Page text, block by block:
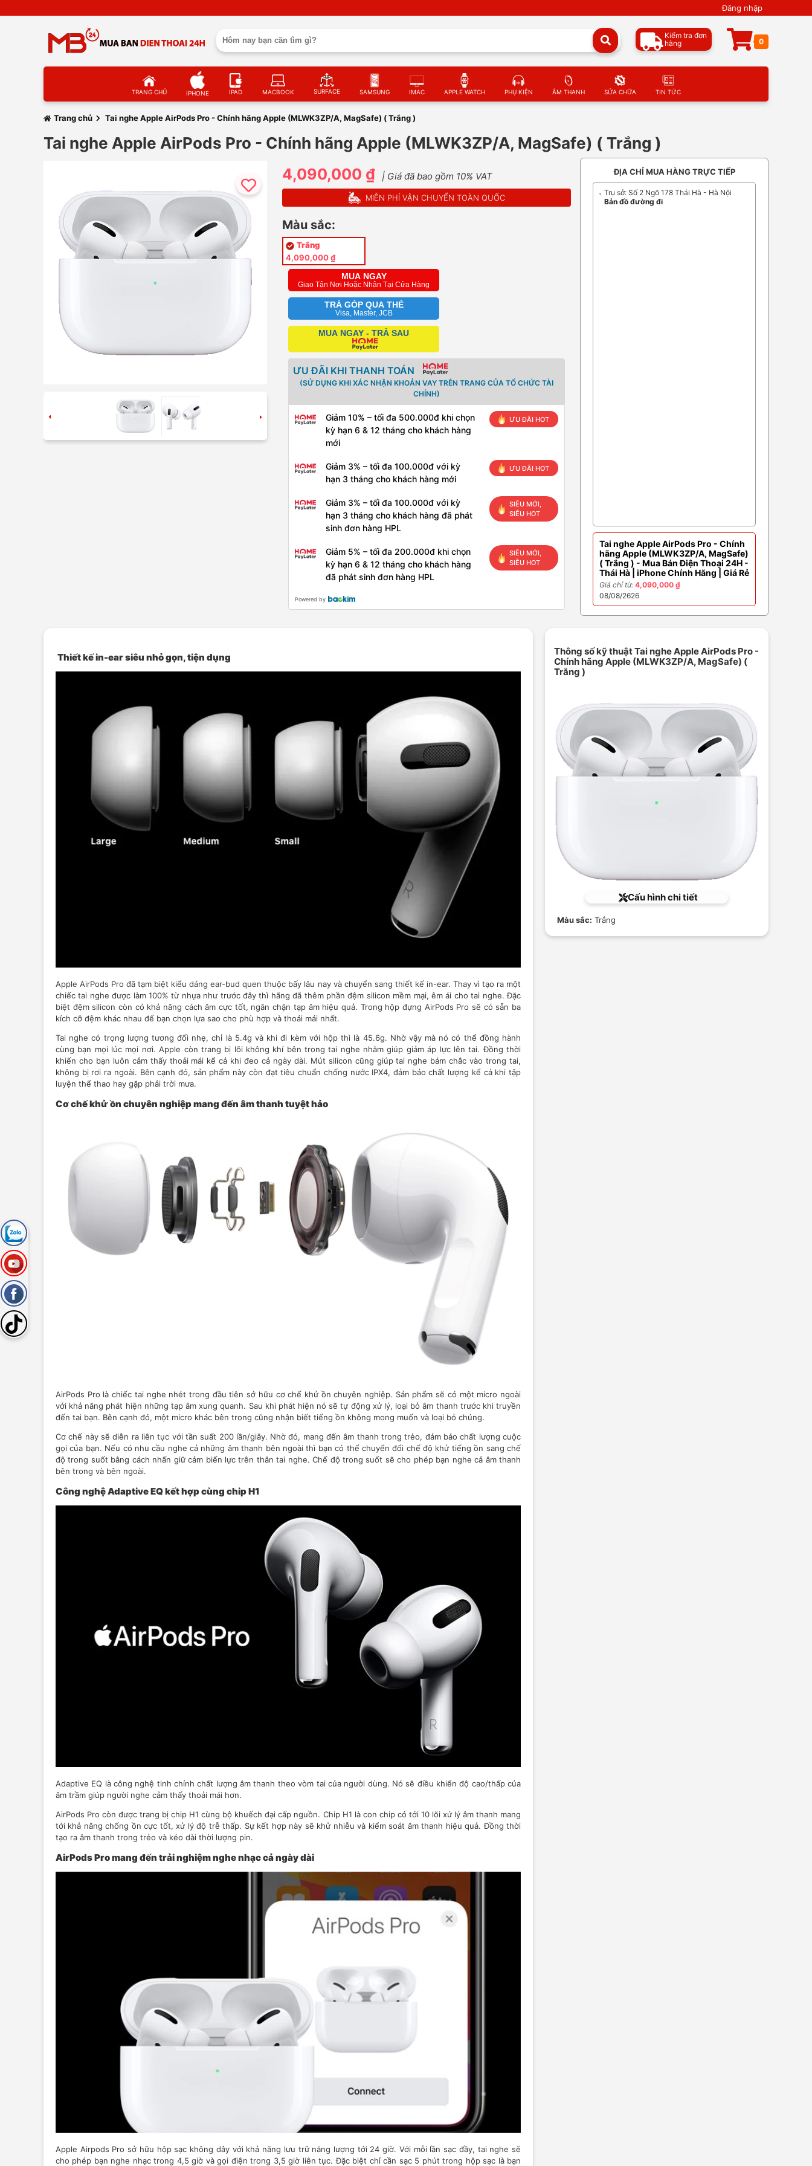
Đăng nhập
Kiểm tra đơn
hàng
0
TRANG CHỦ IPHONE IPAD MACBOOK SURFACE SAMSUNG IMAC APPLE WATCH PHỤ KIỆN ÂM THANH SỬA CHỮA TIN TỨC
Trang chủ Tai nghe Apple AirPods Pro - Chính hãng Apple (MLWK3ZP/A, MagSafe) ( Trắng )
Tai nghe Apple AirPods Pro - Chính hãng Apple (MLWK3ZP/A, MagSafe) ( Trắng )
4,090,000 ₫ | Giá đã bao gồm 10% VAT
MIỄN PHÍ VẬN CHUYỂN TOÀN QUỐC
Màu sắc:
Trắng
4,090,000 ₫
MUA NGAY
Giao Tận Nơi Hoặc Nhận Tại Cửa Hàng
TRẢ GÓP QUA THẺ
Visa, Master, JCB
MUA NGAY - TRẢ SAU
ƯU ĐÃI KHI THANH TOÁN
(SỬ DỤNG KHI XÁC NHẬN KHOẢN VAY TRÊN TRANG CỦA TỔ CHỨC TÀI
CHÍNH)
Giảm 10% – tối đa 500.000đ khi chọn
kỳ hạn 6 & 12 tháng cho khách hàng
mới
ƯU ĐÃI HOT
Giảm 3% – tối đa 100.000đ với kỳ
hạn 3 tháng cho khách hàng mới
ƯU ĐÃI HOT
Giảm 3% – tối đa 100.000đ với kỳ
hạn 3 tháng cho khách hàng đã phát
sinh đơn hàng HPL
SIÊU MỚI,
SIÊU HOT
Giảm 5% – tối đa 200.000đ khi chọn
kỳ hạn 6 & 12 tháng cho khách hàng
đã phát sinh đơn hàng HPL
SIÊU MỚI,
SIÊU HOT
Powered by
ĐỊA CHỈ MUA HÀNG TRỰC TIẾP
Trụ sở: Số 2 Ngõ 178 Thái Hà - Hà Nội
Bản đồ đường đi
Tai nghe Apple AirPods Pro - Chính
hãng Apple (MLWK3ZP/A, MagSafe)
( Trắng ) - Mua Bán Điện Thoại 24H -
Thái Hà | iPhone Chính Hãng | Giá Rẻ
Giá chỉ từ: 4,090,000 ₫
08/08/2626
Thiết kế in-ear siêu nhỏ gọn, tiện dụng
Apple AirPods Pro đã tạm biệt kiểu dáng ear-bud quen thuộc bấy lâu nay và chuyển sang thiết kế in-ear. Thay vì tạo ra một
chiếc tai nghe được làm 100% từ nhựa như trước đây thì hãng đã thêm phần đệm silicon mềm mại, êm ái cho tai nghe. Đặc
biệt đệm silicon còn có khả năng cách âm cực tốt, ngăn chặn tạp âm hiệu quả. Trong hộp đựng AirPods Pro sẽ có sẵn ba
kích cỡ đệm khác nhau để bạn chọn lựa sao cho phù hợp và thoải mái nhất.
Tai nghe có trọng lượng tương đối nhẹ, chỉ là 5.4g và khi đi kèm với hộp thì là 45.6g. Nhờ vậy mà nó có thể đồng hành
cùng bạn mọi lúc mọi nơi. Apple còn trang bị lõi không khí bên trong tai nghe nhằm giúp giảm áp lực lên tai. Đồng thời
khiến cho bạn luôn cảm thấy thoải mái kể cả khi đeo cả ngày dài. Mút silicon cũng giúp tai nghe bám chắc vào trong tai,
không bị rơi ra ngoài. Bên cạnh đó, sản phẩm này còn đạt tiêu chuẩn chống nước IPX4, đảm bảo chất lượng kể cả khi tập
luyện thể thao hay gặp phải trời mưa.
Cơ chế khử ồn chuyên nghiệp mang đến âm thanh tuyệt hảo
AirPods Pro là chiếc tai nghe nhét trong đầu tiên sở hữu cơ chế khử ồn chuyên nghiệp. Sản phẩm sẽ có một micro ngoài
với khả năng phát hiện những tạp âm xung quanh. Sau khi phát hiện nó sẽ tự động xử lý, loại bỏ âm thanh trước khi truyền
đến tai bạn. Bên cạnh đó, một micro khác bên trong cũng nhận biết tiếng ồn không mong muốn và loại bỏ chúng.
Cơ chế này sẽ diễn ra liên tục với tần suất 200 lần/giây. Nhờ đó, mang đến âm thanh trong trẻo, đảm bảo chất lượng cuộc
gọi của bạn. Nếu có nhu cầu nghe cả những âm thanh bên ngoài thì bạn có thể chuyển đổi chế độ khử tiếng ồn sang chế
độ trong suốt bằng cách nhấn giữ cảm biến lực trên thân tai nghe. Chế độ trong suốt sẽ cho phép bạn nghe cả âm thanh
bên trong và bên ngoài.
Công nghệ Adaptive EQ kết hợp cùng chip H1
Adaptive EQ là công nghệ tinh chỉnh chất lượng âm thanh theo vòm tai của người dùng. Nó sẽ điều khiển độ cao/thấp của
âm trầm giúp người nghe cảm thấy thoải mái hơn.
AirPods Pro còn được trang bị chip H1 cùng bộ khuếch đại cấp nguồn. Chip H1 là con chip có tới 10 lõi xử lý âm thanh mang
tới khả năng chống ồn cực tốt, xử lý độ trễ thấp. Sự kết hợp này sẽ khử nhiễu và kiểm soát âm thanh hiệu quả. Đồng thời
tạo ra âm thanh trong trẻo và kéo dài thời lượng pin.
AirPods Pro mang đến trải nghiệm nghe nhạc cả ngày dài
Apple Airpods Pro sở hữu hộp sạc không dây với khả năng lưu trữ năng lượng tới 24 giờ. Với mỗi lần sạc đầy, tai nghe sẽ
cho phép bạn nghe nhạc trong 4,5 giờ và gọi điện trong 3,5 giờ liên tục. Đặc biệt chỉ cần sạc 5 phút trong hộp sạc là bạn
Thông số kỹ thuật Tai nghe Apple AirPods Pro -
Chính hãng Apple (MLWK3ZP/A, MagSafe) (
Trắng )
Cấu hình chi tiết
Màu sắc: Trắng